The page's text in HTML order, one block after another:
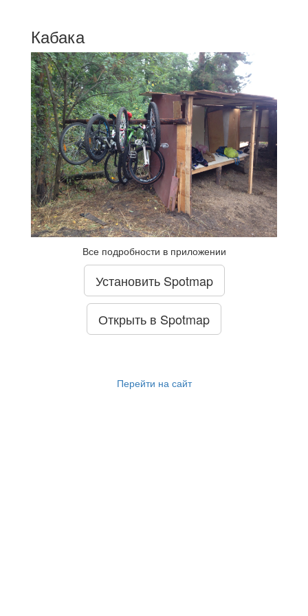
Кабака
Все подробности в приложении
Установить Spotmap
Открыть в Spotmap
Перейти на сайт